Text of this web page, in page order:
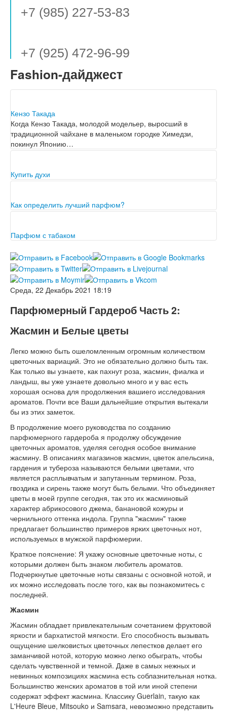
+7 (985) 227-53-83
+7 (925) 472-96-99
Fashion-дайджест
Кензо Такада
Когда Кензо Такада, молодой модельер, выросший в
традиционной чайхане в маленьком городке Химедзи,
покинул Японию…
Купить духи
Виды и способы нанесения духов. Существует два способа
Первый…
Как определить лучший парфюм?
Какие духи считать лучшими? Очевидно, что это вопрос
Парфюм с табаком
один: табаком, кожей и мхом. Именно эти…
Среда, 22 Декабрь 2021 18:19
Парфюмерный Гардероб Часть 2:
Жасмин и Белые цветы
Легко можно быть ошеломленным огромным количеством
цветочных вариаций. Это не обязательно должно быть так.
Как только вы узнаете, как пахнут роза, жасмин, фиалка и
ландыш, вы уже узнаете довольно много и у вас есть
хорошая основа для продолжения вашиего исследования
ароматов. Почти все Ваши дальнейшие открытия вытекали
бы из этих заметок.
В продолжение моего руководства по созданию
парфюмерного гардероба я продолжу обсуждение
цветочных ароматов, уделяя сегодня особое внимание
жасмину. В описаниях магазинов жасмин, цветок апельсина,
гардения и тубероза называются белыми цветами, что
является расплывчатым и запутанным термином. Роза,
гвоздика и сирень также могут быть белыми. Что объединяет
цветы в моей группе сегодня, так это их жасминовый
характер абрикосового джема, банановой кожуры и
чернильного оттенка индола. Группа "жасмин" также
предлагает большинство примеров ярких цветочных нот,
используемых в мужской парфюмерии.
Краткое пояснение: Я укажу основные цветочные ноты, с
которыми должен быть знаком любитель ароматов.
Подчеркнутые цветочные ноты связаны с основной нотой, и
их можно исследовать после того, как вы познакомитесь с
последней.
Жасмин
Жасмин обладает привлекательным сочетанием фруктовой
яркости и бархатистой мягкости. Его способность вызывать
ощущение шелковистых цветочных лепестков делает его
заманчивой нотой, которую можно легко обыграть, чтобы
сделать чувственной и темной. Даже в самых нежных и
невинных композициях жасмина есть соблазнительная нотка.
Большинство женских ароматов в той или иной степени
содержат эффект жасмина. Классику Guerlain, такую как
L'Heure Bleue, Mitsouko и Samsara, невозможно представить